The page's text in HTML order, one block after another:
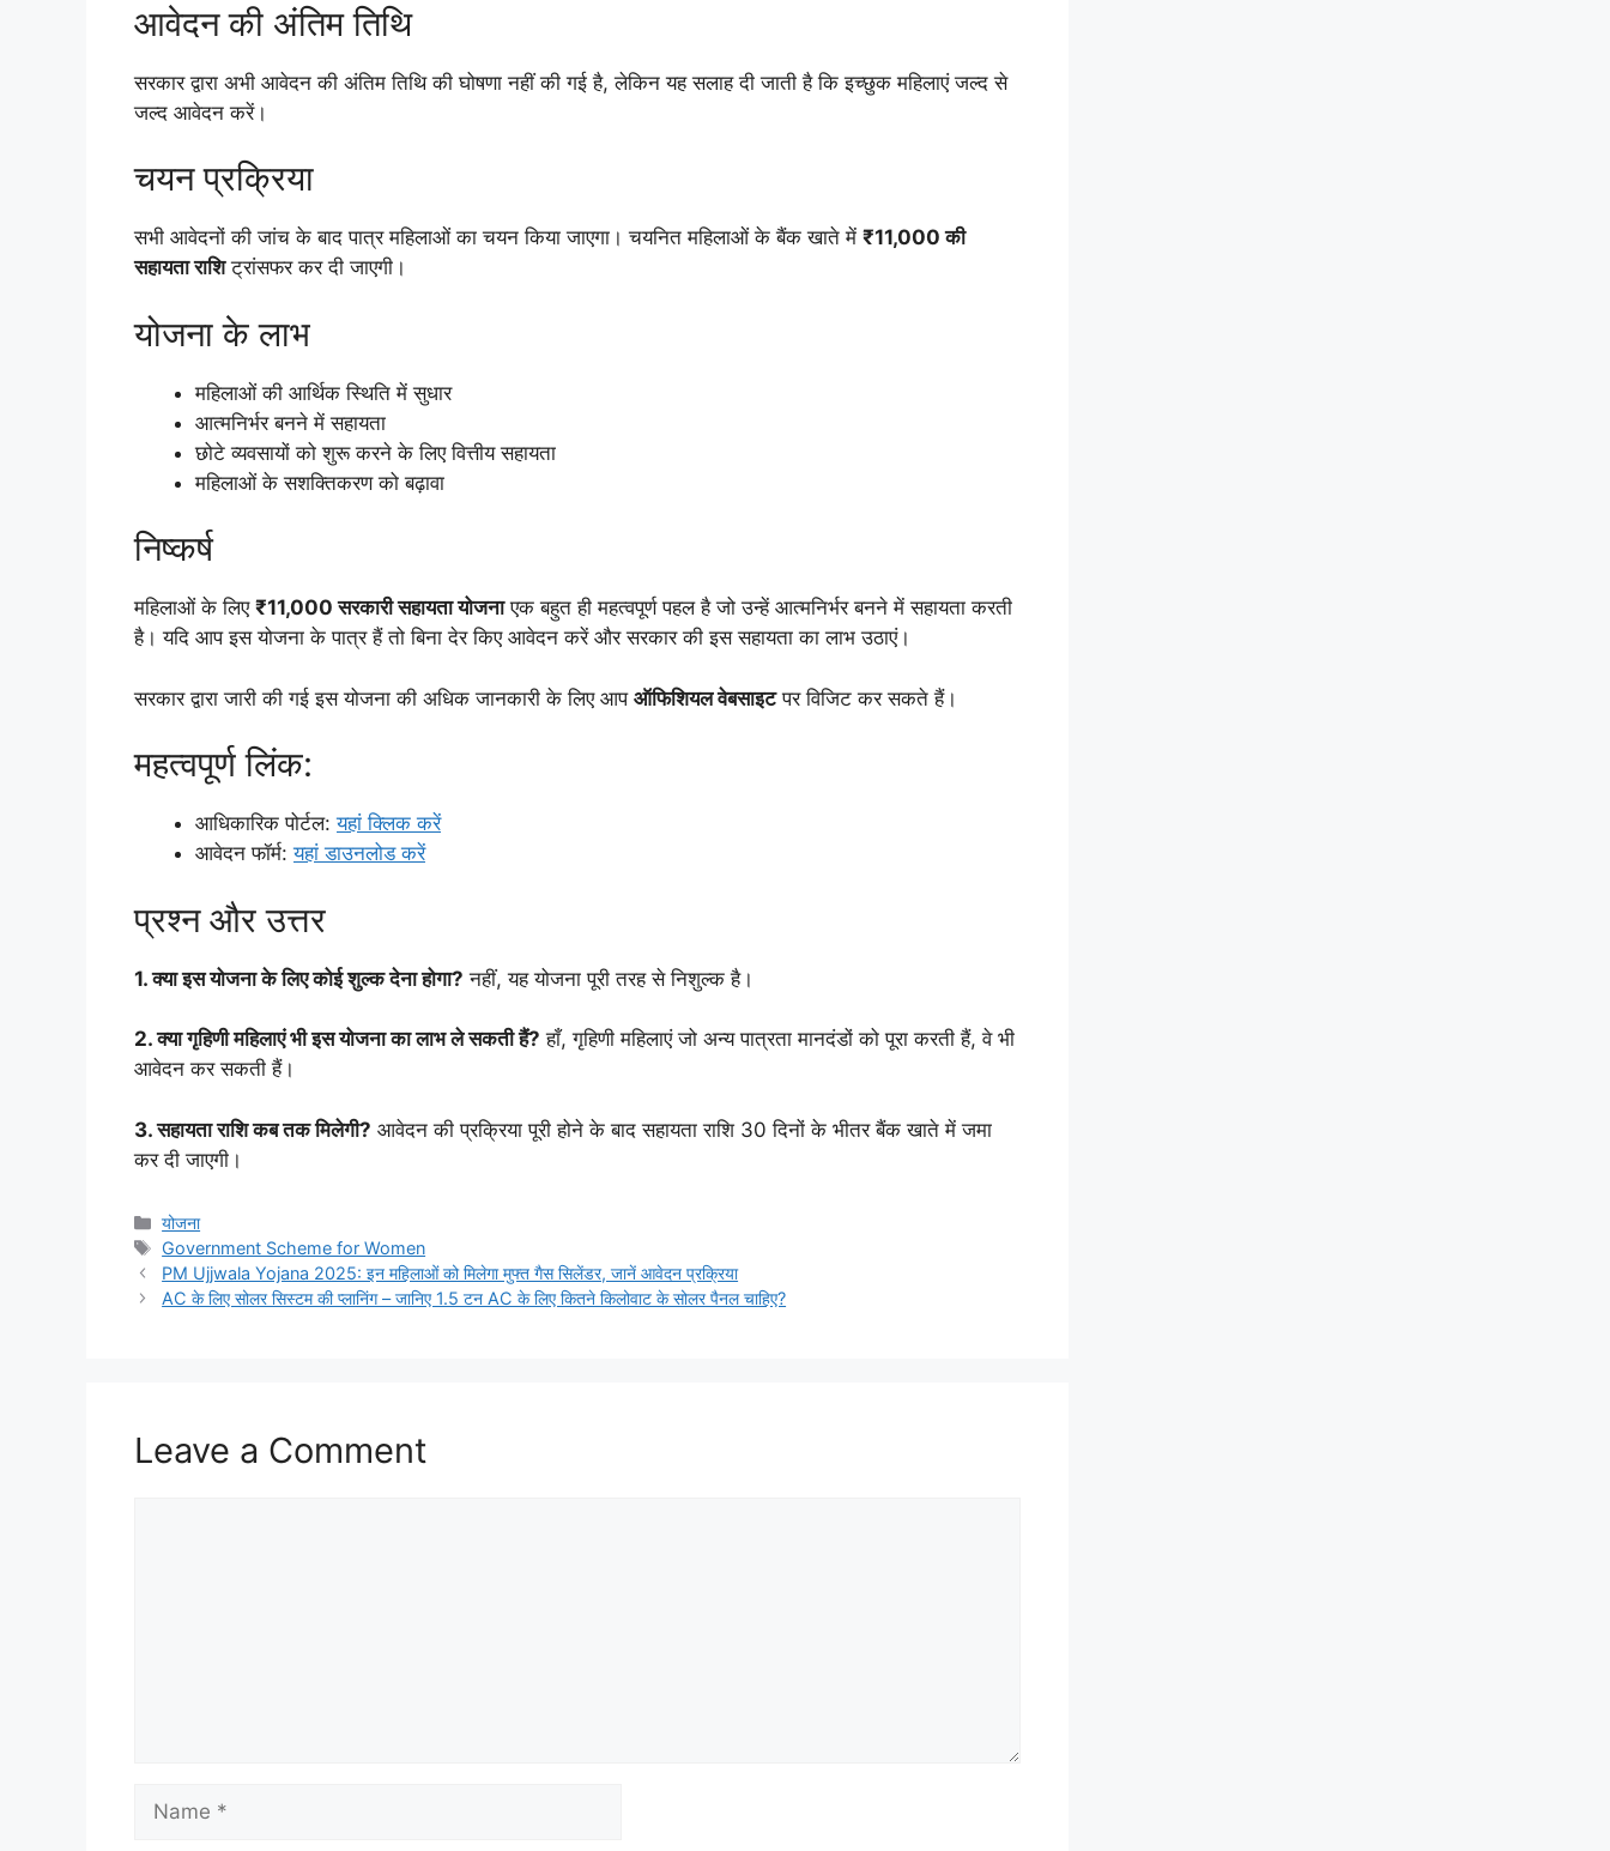
आवेदन की अंतिम तिथि
सरकार द्वारा अभी आवेदन की अंतिम तिथि की घोषणा नहीं की गई है, लेकिन यह सलाह दी जाती है कि इच्छुक महिलाएं जल्द से
जल्द आवेदन करें।
चयन प्रक्रिया
सभी आवेदनों की जांच के बाद पात्र महिलाओं का चयन किया जाएगा। चयनित महिलाओं के बैंक खाते में ₹11,000 की
सहायता राशिट्रांसफर कर दी जाएगी।
योजना के लाभ
महिलाओं की आर्थिक स्थिति में सुधार
आत्मनिर्भर बनने में सहायता
छोटे व्यवसायों को शुरू करने के लिए वित्तीय सहायता
महिलाओं के सशक्तिकरण को बढ़ावा
निष्कर्ष
महिलाओं के लिए ₹11,000 सरकारी सहायता योजनाएक बहुत ही महत्वपूर्ण पहल है जो उन्हें आत्मनिर्भर बनने में सहायता करती
है। यदि आप इस योजना के पात्र हैं तो बिना देर किए आवेदन करें और सरकार की इस सहायता का लाभ उठाएं।
सरकार द्वारा जारी की गई इस योजना की अधिक जानकारी के लिए आप ऑफिशियल वेबसाइटपर विजिट कर सकते हैं।
महत्वपूर्ण लिंक:
आधिकारिक पोर्टल:यहां क्लिक करें
आवेदन फॉर्म:यहां डाउनलोड करें
प्रश्न और उत्तर
1. क्या इस योजना के लिए कोई शुल्क देना होगा? नहीं, यह योजना पूरी तरह से निशुल्क है।
2. क्या गृहिणी महिलाएं भी इस योजना का लाभ ले सकती हैं? हाँ, गृहिणी महिलाएं जो अन्य पात्रता मानदंडों को पूरा करती हैं, वे भी
आवेदन कर सकती हैं।
3. सहायता राशि कब तक मिलेगी? आवेदन की प्रक्रिया पूरी होने के बाद सहायता राशि 30 दिनों के भीतर बैंक खाते में जमा
कर दी जाएगी।
Categories
योजना
Tags
Government Scheme for Women
PM Ujjwala Yojana 2025: इन महिलाओं को मिलेगा मुफ्त गैस सिलेंडर, जानें आवेदन प्रक्रिया
AC के लिए सोलर सिस्टम की प्लानिंग – जानिए 1.5 टन AC के लिए कितने किलोवाट के सोलर पैनल चाहिए?
Leave a Comment